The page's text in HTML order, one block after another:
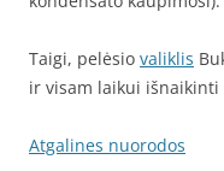
Taigi, pelėsio valiklis
ir visam laikui
Atgalines nuorodos